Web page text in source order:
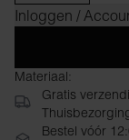
Inloggen /
Materiaal:
Gratis
Bestel vóór